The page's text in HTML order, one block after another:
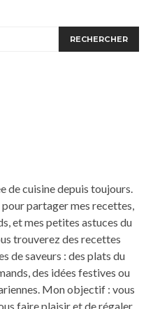
RECHERCHER
de cuisine depuis toujours.
pour partager mes recettes,
et mes petites astuces du
trouverez des recettes
de saveurs : des plats du
des idées festives ou
Mon objectif : vous
faire plaisir et de régaler